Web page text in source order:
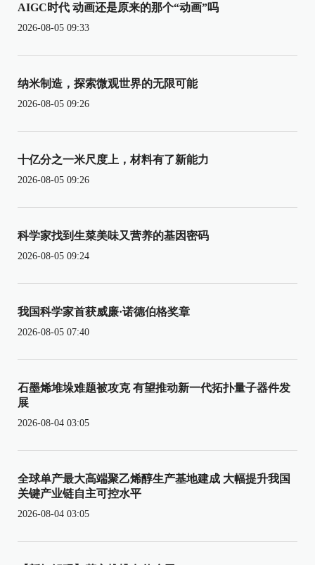
AIGC时代 动画还是原来的那个“动画”吗
2026-08-05 09:33
纳米制造，探索微观世界的无限可能
2026-08-05 09:26
十亿分之一米尺度上，材料有了新能力
2026-08-05 09:26
科学家找到生菜美味又营养的基因密码
2026-08-05 09:24
我国科学家首获威廉·诺德伯格奖章
2026-08-05 07:40
石墨烯堆垛难题被攻克 有望推动新一代拓扑量子器件发
展
2026-08-04 03:05
全球单产最大高端聚乙烯醇生产基地建成 大幅提升我国
关键产业链自主可控水平
2026-08-04 03:05